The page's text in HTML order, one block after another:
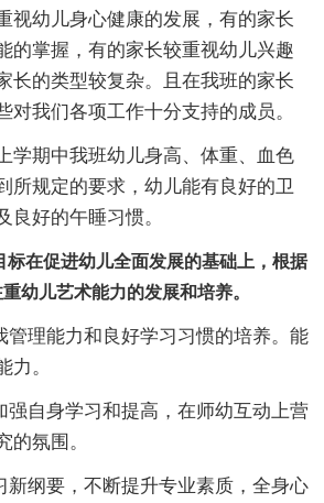
视幼儿身心健康的发展，有的家长
的掌握，有的家长较重视幼儿兴趣
长的类型较复杂。且在我班的家长
对我们各项工作十分支持的成员。
期中我班幼儿身高、体重、血色
所规定的要求，幼儿能有良好的卫
良好的午睡习惯。
在促进幼儿全面发展的基础上，根据
幼儿艺术能力的发展和培养。
理能力和良好学习习惯的培养。能
力。
自身学习和提高，在师幼互动上营
的氛围。
纲要，不断提升专业素质，全身心